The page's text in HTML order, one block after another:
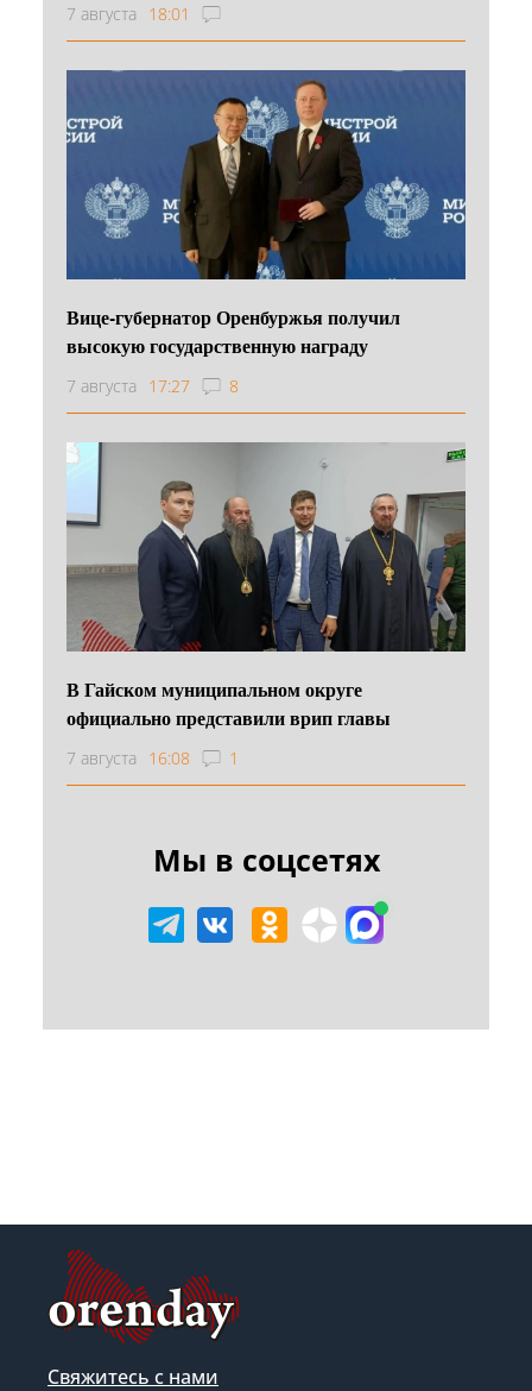
7 августа 18:01
Вице-губернатор Оренбуржья получил
высокую государственную награду
7 августа 17:27 8
В Гайском муниципальном округе
официально представили врип главы
7 августа 16:08 1
Мы в соцсетях
Свяжитесь с нами